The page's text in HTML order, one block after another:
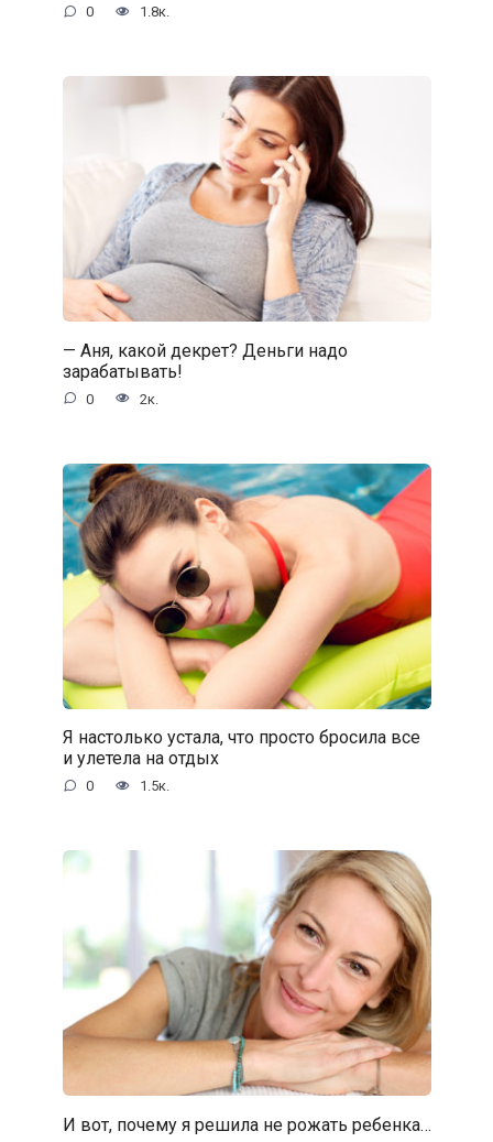
0 1.8к.
— Аня, какой декрет? Деньги надо
зарабатывать!
0 2к.
Я настолько устала, что просто бросила все
и улетела на отдых
0 1.5к.
И вот, почему я решила не рожать ребенка…